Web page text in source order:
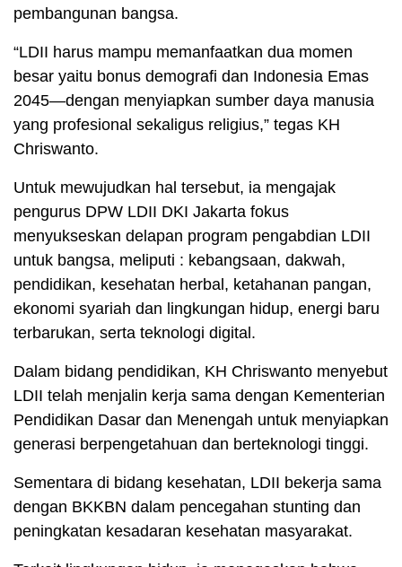
pembangunan bangsa.
“LDII harus mampu memanfaatkan dua momen
besar yaitu bonus demografi dan Indonesia Emas
2045—dengan menyiapkan sumber daya manusia
yang profesional sekaligus religius,” tegas KH
Chriswanto.
Untuk mewujudkan hal tersebut, ia mengajak
pengurus DPW LDII DKI Jakarta fokus
menyukseskan delapan program pengabdian LDII
untuk bangsa, meliputi : kebangsaan, dakwah,
pendidikan, kesehatan herbal, ketahanan pangan,
ekonomi syariah dan lingkungan hidup, energi baru
terbarukan, serta teknologi digital.
Dalam bidang pendidikan, KH Chriswanto menyebut
LDII telah menjalin kerja sama dengan Kementerian
Pendidikan Dasar dan Menengah untuk menyiapkan
generasi berpengetahuan dan berteknologi tinggi.
Sementara di bidang kesehatan, LDII bekerja sama
dengan BKKBN dalam pencegahan stunting dan
peningkatan kesadaran kesehatan masyarakat.